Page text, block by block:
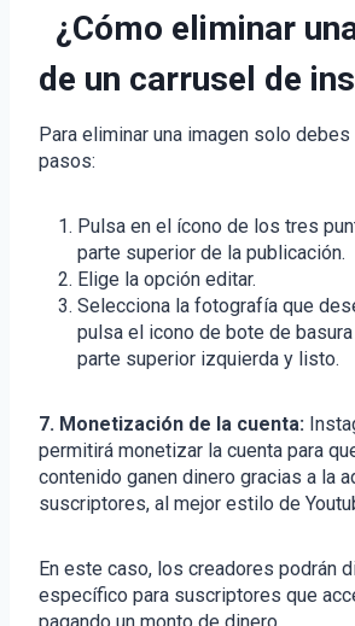
¿Cómo eliminar
de un carrusel de
Para eliminar una imagen solo
pasos:
Pulsa en el ícono de los tres
parte superior de la publicación.
Elige la opción editar.
Selecciona la fotografía que
pulsa el icono de bote de
parte superior izquierda y listo.
7. Monetización de la cuenta:
permitirá monetizar la cuenta para
contenido ganen dinero gracias a la
suscriptores, al mejor estilo de
En este caso, los creadores podrán
específico para suscriptores que